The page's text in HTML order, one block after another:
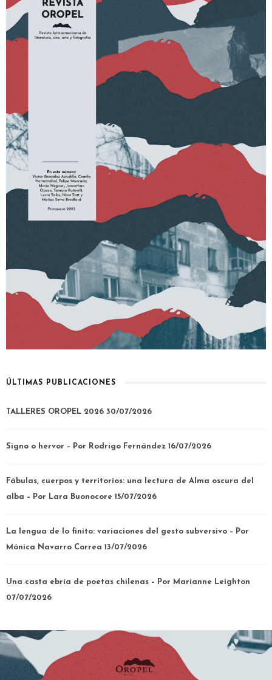
ÚLTIMAS PUBLICACIONES
TALLERES OROPEL 2026 30/07/2026
Signo o hervor – Por Rodrigo Fernández 16/07/2026
Fábulas, cuerpos y territorios: una lectura de Alma oscura del
alba – Por Lara Buonocore 15/07/2026
La lengua de lo finito: variaciones del gesto subversivo – Por
Mónica Navarro Correa 13/07/2026
Una casta ebria de poetas chilenas – Por Marianne Leighton
07/07/2026